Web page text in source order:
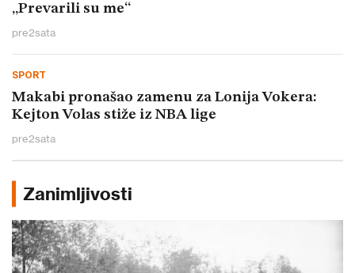
„Prevarili su me“
pre2sata
SPORT
Makabi pronašao zamenu za Lonija Vokera:
Kejton Volas stiže iz NBA lige
pre2sata
Zanimljivosti